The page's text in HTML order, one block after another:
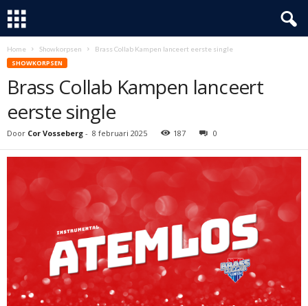
Home Showkorpsen Brass Collab Kampen lanceert eerste single
SHOWKORPSEN
Brass Collab Kampen lanceert
eerste single
Door Cor Vosseberg - 8 februari 2025 187 0